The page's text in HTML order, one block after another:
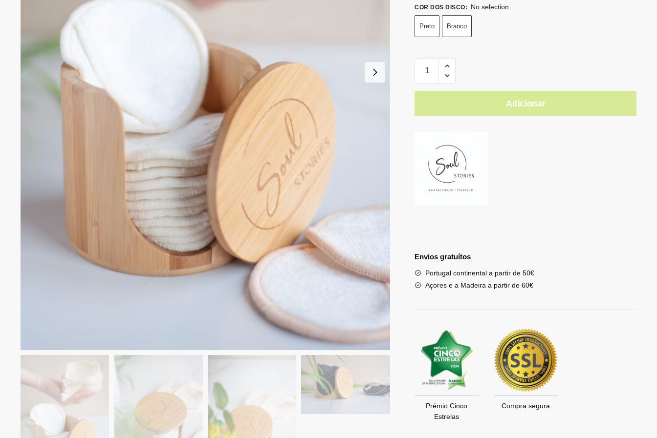
COR DOS DISCO: No selection
Preto Branco
Adicionar
Envios gratuítos
Portugal continental a partir de 50€
Açores e a Madeira a partir de 60€
Prémio Cinco
Estrelas
Compra segura